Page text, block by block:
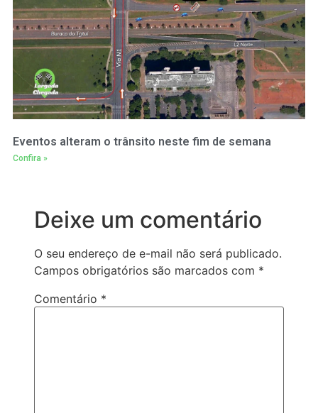
Eventos alteram o trânsito neste fim de semana
Confira »
Deixe um comentário
O seu endereço de e-mail não será publicado.
Campos obrigatórios são marcados com *
Comentário *